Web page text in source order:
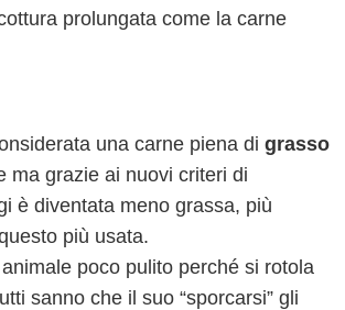
prolungata come la carne
una carne piena di grasso
ma grazie ai nuovi criteri di
è diventata meno grassa, più
più usata.
poco pulito perché si rotola
sanno che il suo “sporcarsi” gli